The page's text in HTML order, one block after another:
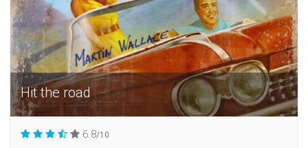
Hit the road
6.8/10